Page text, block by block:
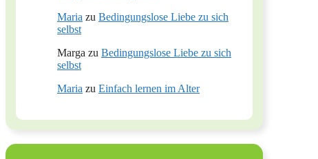
Maria zu Bedingungslose Liebe zu sich
selbst
Marga zu Bedingungslose Liebe zu sich
selbst
Maria zu Einfach lernen im Alter